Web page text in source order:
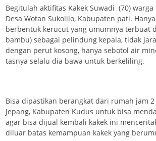
Begitulah aktifitas Kakek Suwadi (70) warga
Desa Wotan Sukolilo, Kabupaten pati.
berbentuk kerucut yang umumnya terbuat
bambu) sebagai pelindung kepala, tidak
dengan perut kosong, hanya sebotol air
tasnya selalu dia bawa untuk berkeliling.
Bisa dipastikan berangkat dari rumah jam
Jepang, Kabupaten Kudus untuk bisa
agar bisa dijual kembali kakek ini
diluar batas kemampuan kakek yang